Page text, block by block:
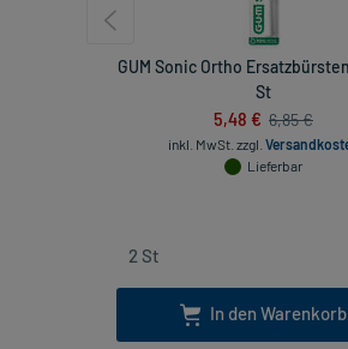
GUM Sonic Ortho
St
5,48 € 6,85 €
inkl. MwSt. zzgl.
Lieferbar
In den Warenkorb